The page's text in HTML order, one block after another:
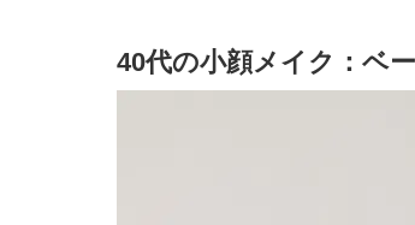
40代の小顔メイク：ベ